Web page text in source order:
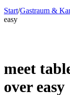
Start/Gastraum &
easy
meet
over easy